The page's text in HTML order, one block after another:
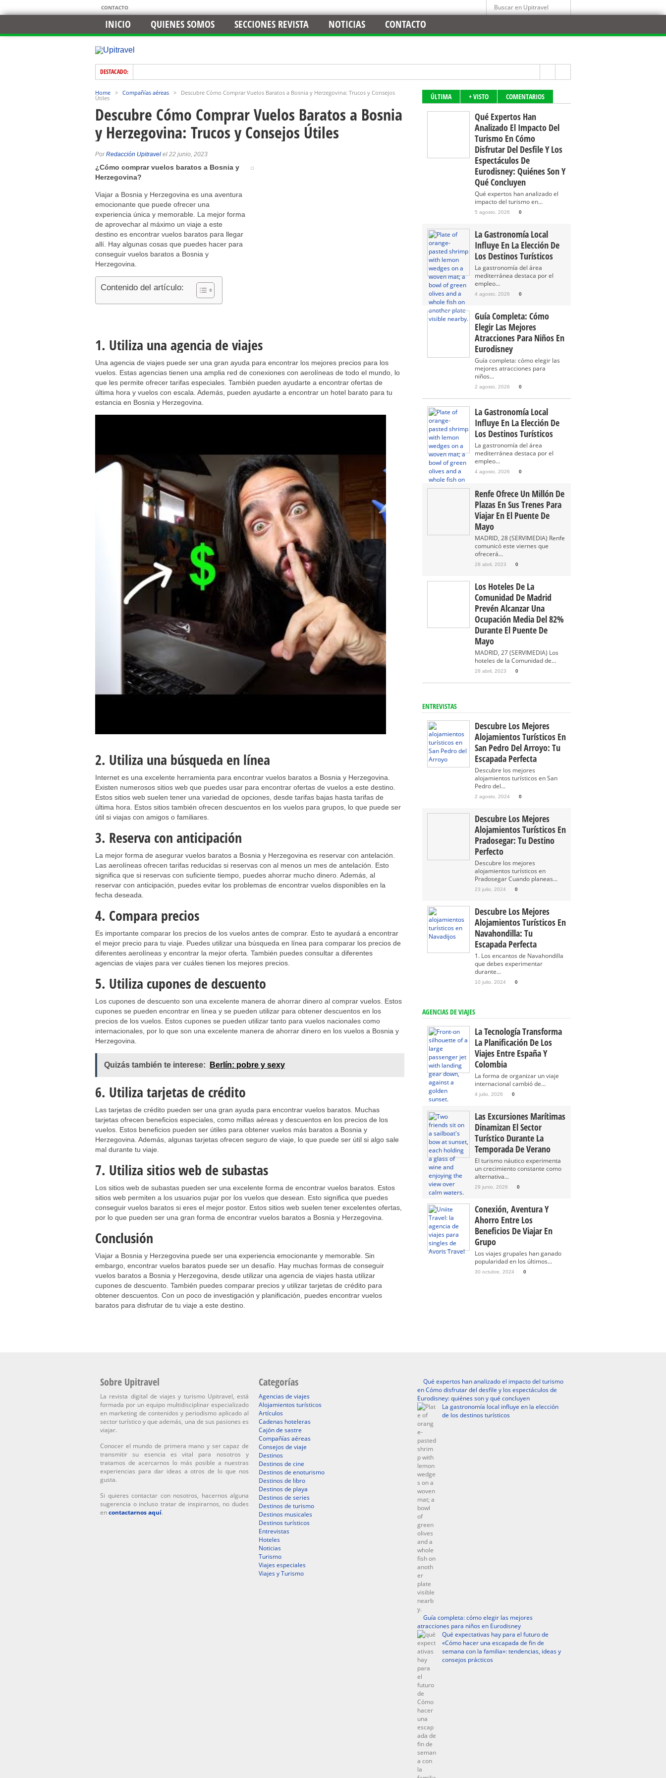
CONTACTO
INICIO QUIENES SOMOS SECCIONES REVISTA NOTICIAS CONTACTO
DESTACADO:
Home > Compañías aéreas > Descubre Cómo Comprar Vuelos Baratos a Bosnia y Herzegovina: Trucos y Consejos
Útiles
Descubre Cómo Comprar Vuelos Baratos a Bosnia
y Herzegovina: Trucos y Consejos Útiles
PorRedacción Upitravel el 22 junio, 2023
¿Cómo comprar vuelos baratos a Bosnia y
Herzegovina?
Viajar a Bosnia y Herzegovina es una aventura
emocionante que puede ofrecer una
experiencia única y memorable. La mejor forma
de aprovechar al máximo un viaje a este
destino es encontrar vuelos baratos para llegar
allí. Hay algunas cosas que puedes hacer para
conseguir vuelos baratos a Bosnia y
Herzegovina.
Contenido del artículo:
1. Utiliza una agencia de viajes
Una agencia de viajes puede ser una gran ayuda para encontrar los mejores precios para los
vuelos. Estas agencias tienen una amplia red de conexiones con aerolíneas de todo el mundo, lo
que les permite ofrecer tarifas especiales. También pueden ayudarte a encontrar ofertas de
última hora y vuelos con escala. Además, pueden ayudarte a encontrar un hotel barato para tu
estancia en Bosnia y Herzegovina.
2. Utiliza una búsqueda en línea
Internet es una excelente herramienta para encontrar vuelos baratos a Bosnia y Herzegovina.
Existen numerosos sitios web que puedes usar para encontrar ofertas de vuelos a este destino.
Estos sitios web suelen tener una variedad de opciones, desde tarifas bajas hasta tarifas de
última hora. Estos sitios también ofrecen descuentos en los vuelos para grupos, lo que puede ser
útil si viajas con amigos o familiares.
3. Reserva con anticipación
La mejor forma de asegurar vuelos baratos a Bosnia y Herzegovina es reservar con antelación.
Las aerolíneas ofrecen tarifas reducidas si reservas con al menos un mes de antelación. Esto
significa que si reservas con suficiente tiempo, puedes ahorrar mucho dinero. Además, al
reservar con anticipación, puedes evitar los problemas de encontrar vuelos disponibles en la
fecha deseada.
4. Compara precios
Es importante comparar los precios de los vuelos antes de comprar. Esto te ayudará a encontrar
el mejor precio para tu viaje. Puedes utilizar una búsqueda en línea para comparar los precios de
diferentes aerolíneas y encontrar la mejor oferta. También puedes consultar a diferentes
agencias de viajes para ver cuáles tienen los mejores precios.
5. Utiliza cupones de descuento
Los cupones de descuento son una excelente manera de ahorrar dinero al comprar vuelos. Estos
cupones se pueden encontrar en línea y se pueden utilizar para obtener descuentos en los
precios de los vuelos. Estos cupones se pueden utilizar tanto para vuelos nacionales como
internacionales, por lo que son una excelente manera de ahorrar dinero en los vuelos a Bosnia y
Herzegovina.
Quizás también te interese: Berlín: pobre y sexy
6. Utiliza tarjetas de crédito
Las tarjetas de crédito pueden ser una gran ayuda para encontrar vuelos baratos. Muchas
tarjetas ofrecen beneficios especiales, como millas aéreas y descuentos en los precios de los
vuelos. Estos beneficios pueden ser útiles para obtener vuelos más baratos a Bosnia y
Herzegovina. Además, algunas tarjetas ofrecen seguro de viaje, lo que puede ser útil si algo sale
mal durante tu viaje.
7. Utiliza sitios web de subastas
Los sitios web de subastas pueden ser una excelente forma de encontrar vuelos baratos. Estos
sitios web permiten a los usuarios pujar por los vuelos que desean. Esto significa que puedes
conseguir vuelos baratos si eres el mejor postor. Estos sitios web suelen tener excelentes ofertas,
por lo que pueden ser una gran forma de encontrar vuelos baratos a Bosnia y Herzegovina.
Conclusión
Viajar a Bosnia y Herzegovina puede ser una experiencia emocionante y memorable. Sin
embargo, encontrar vuelos baratos puede ser un desafío. Hay muchas formas de conseguir
vuelos baratos a Bosnia y Herzegovina, desde utilizar una agencia de viajes hasta utilizar
cupones de descuento. También puedes comparar precios y utilizar tarjetas de crédito para
obtener descuentos. Con un poco de investigación y planificación, puedes encontrar vuelos
baratos para disfrutar de tu viaje a este destino.
ÚLTIMA + VISTO COMENTARIOS
Qué Expertos Han
Analizado El Impacto Del
Turismo En Cómo
Disfrutar Del Desfile Y Los
Espectáculos De
Eurodisney: Quiénes Son Y
Qué Concluyen
Qué expertos han analizado el
impacto del turismo en...
5 agosto, 2026 0
La Gastronomía Local
Influye En La Elección De
Los Destinos Turísticos
La gastronomía del área
mediterránea destaca por el
empleo...
4 agosto, 2026 0
Guía Completa: Cómo
Elegir Las Mejores
Atracciones Para Niños En
Eurodisney
Guía completa: cómo elegir las
mejores atracciones para
niños...
2 agosto, 2026 0
La Gastronomía Local
Influye En La Elección De
Los Destinos Turísticos
La gastronomía del área
mediterránea destaca por el
empleo...
4 agosto, 2026 0
Renfe Ofrece Un Millón De
Plazas En Sus Trenes Para
Viajar En El Puente De
Mayo
MADRID, 28 (SERVIMEDIA) Renfe
comunicó este viernes que
ofrecerá...
28 abril, 2023 0
Los Hoteles De La
Comunidad De Madrid
Prevén Alcanzar Una
Ocupación Media Del 82%
Durante El Puente De
Mayo
MADRID, 27 (SERVIMEDIA) Los
hoteles de la Comunidad de...
28 abril, 2023 0
ENTREVISTAS
Descubre Los Mejores
Alojamientos Turísticos En
San Pedro Del Arroyo: Tu
Escapada Perfecta
Descubre los mejores
alojamientos turísticos en San
Pedro del...
2 agosto, 2024 0
Descubre Los Mejores
Alojamientos Turísticos En
Pradosegar: Tu Destino
Perfecto
Descubre los mejores
alojamientos turísticos en
Pradosegar Cuando planeas...
23 julio, 2024 0
Descubre Los Mejores
Alojamientos Turísticos En
Navahondilla: Tu
Escapada Perfecta
1. Los encantos de Navahondilla
que debes experimentar
durante...
10 julio, 2024 0
AGENCIAS DE VIAJES
La Tecnología Transforma
La Planificación De Los
Viajes Entre España Y
Colombia
La forma de organizar un viaje
internacional cambió de...
4 julio, 2026 0
Las Excursiones Marítimas
Dinamizan El Sector
Turístico Durante La
Temporada De Verano
El turismo náutico experimenta
un crecimiento constante como
alternativa...
29 junio, 2026 0
Conexión, Aventura Y
Ahorro Entre Los
Beneficios De Viajar En
Grupo
Los viajes grupales han ganado
popularidad en los últimos...
30 octubre, 2024 0
Sobre Upitravel
La revista digital de viajes y turismo Upitravel, está
formada por un equipo multidisciplinar especializado
en marketing de contenidos y periodismo aplicado al
sector turístico y que además, una de sus pasiones es
viajar.
Conocer el mundo de primera mano y ser capaz de
transmitir su esencia es vital para nosotros y
tratamos de acercarnos lo más posible a nuestras
experiencias para dar ideas a otros de lo que nos
gusta.
Si quieres contactar con nosotros, hacernos alguna
sugerencia o incluso tratar de inspirarnos, no dudes
encontactarnos aquí.
Categorías
Agencias de viajes
Alojamientos turísticos
Artículos
Cadenas hoteleras
Cajón de sastre
Compañías aéreas
Consejos de viaje
Destinos
Destinos de cine
Destinos de enoturismo
Destinos de libro
Destinos de playa
Destinos de series
Destinos de turismo
Destinos musicales
Destinos turísticos
Entrevistas
Hoteles
Noticias
Turismo
Viajes especiales
Viajes y Turismo
Qué expertos han analizado el impacto del turismo
en Cómo disfrutar del desfile y los espectáculos de
Eurodisney: quiénes son y qué concluyen
La gastronomía local influye en la elección
de los destinos turísticos
Guía completa: cómo elegir las mejores
atracciones para niños en Eurodisney
Qué expectativas hay para el futuro de
«Cómo hacer una escapada de fin de
semana con la familia»: tendencias, ideas y
consejos prácticos